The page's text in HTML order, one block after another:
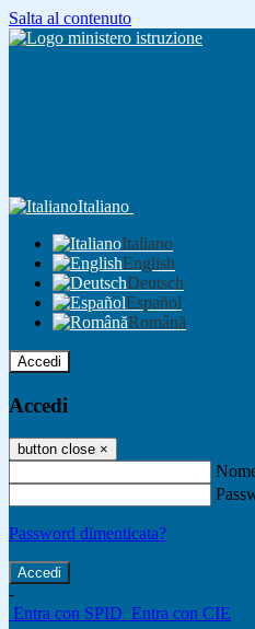
Salta al contenuto
Italiano
Italiano
English
Deutsch
Español
Română
Accedi
Accedi
button close ×
Password dimenticata?
-
Entra con SPID Entra con CIE